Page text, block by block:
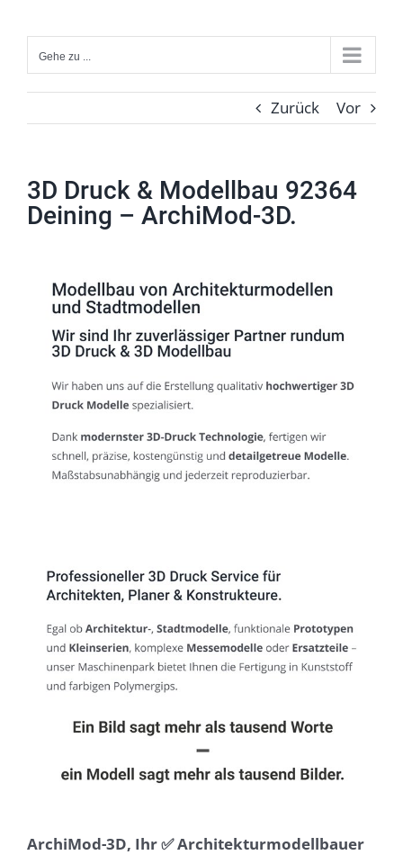
Inhalt
springenGehe zu ...
Zurück Vor
3D Druck & Modellbau 92364
Deining – ArchiMod-3D.
ArchiMod-3D, Ihr ✅ Architekturmodellbauer